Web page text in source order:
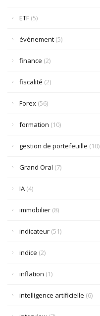
ETF (5)
événement (5)
finance (2)
fiscalité (2)
Forex (56)
formation (10)
gestion de portefeuille (10)
Grand Oral (7)
IA (4)
immobilier (8)
indicateur (51)
indice (2)
inflation (1)
intelligence artificielle (6)